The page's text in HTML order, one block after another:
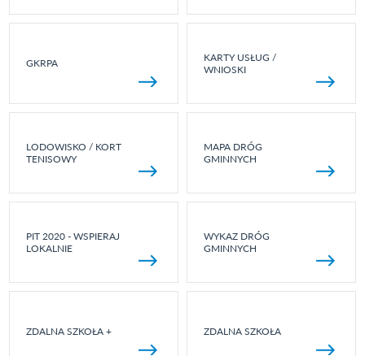
GKRPA
KARTY USŁUG /
WNIOSKI
LODOWISKO / KORT
TENISOWY
MAPA DRÓG
GMINNYCH
PIT 2020 - WSPIERAJ
LOKALNIE
WYKAZ DRÓG
GMINNYCH
ZDALNA SZKOŁA + ZDALNA SZKOŁA